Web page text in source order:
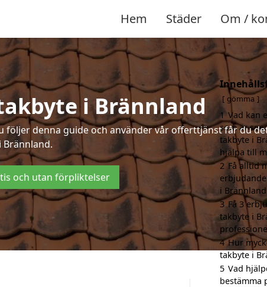
Hem Städer Om /
i Brännland
denna guide och använder vår offerttjänst får du
och utan förpliktelser
gömma
1 Vad kan
som är
takbyte i
hjälpa till
2 Få alltid
i Brännland
3 Få 3
takbyte i
4 Hur
takbyte i
5 Vad
bestämma